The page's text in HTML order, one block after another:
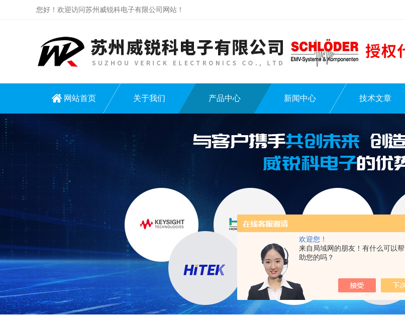
欢迎您！
来自局域网的朋友！有什么可以帮
助您的吗？
您好！欢迎访问苏州威锐科电子有限公司网站！
网站首页 关于我们 产品中心 新闻中心 技术文章